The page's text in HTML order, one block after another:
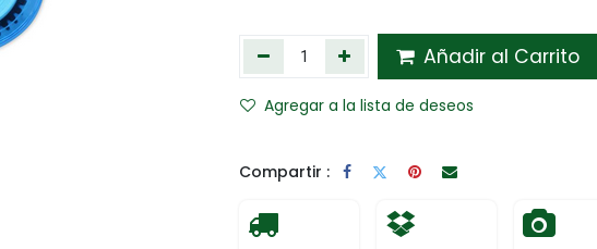
Añadir al Carrito
Agregar a la lista de deseos
Compartir :